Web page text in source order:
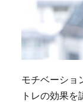
モチベーショ
トレの効果